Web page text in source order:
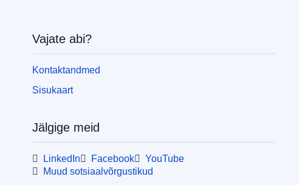
Vajate abi?
Kontaktandmed
Sisukaart
Jälgige meid
LinkedIn Facebook
YouTube
Muud sotsiaalvõrgustikud